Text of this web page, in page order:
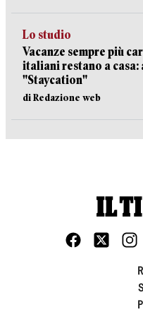
Lo studio
Vacanze sempre più
italiani restano a casa:
"Staycation"
di Redazione web